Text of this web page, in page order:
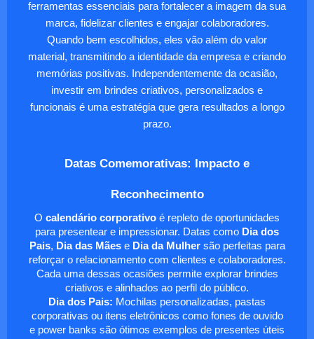
ferramentas essenciais para fortalecer a imagem da sua
marca, fidelizar clientes e engajar colaboradores.
Quando bem escolhidos, eles vão além do valor
material, transmitindo a identidade da empresa e criando
memórias positivas. Independentemente da ocasião,
investir em brindes criativos, personalizados e
funcionais é uma estratégia que gera resultados a longo
prazo.
Datas Comemorativas: Impacto e
Reconhecimento
O calendário corporativo é repleto de oportunidades
para presentear e impressionar. Datas como Dia dos
Pais, Dia das Mãese Dia da Mulhersão perfeitas para
reforçar o relacionamento com clientes e colaboradores.
Cada uma dessas ocasiões permite explorar brindes
criativos e alinhados ao perfil do público.
Dia dos Pais: Mochilas personalizadas, pastas
corporativas ou itens eletrônicos como fones de ouvido
e power banks são ótimos exemplos de presentes úteis